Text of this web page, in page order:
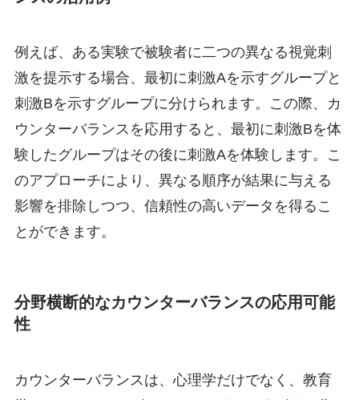
例えば、ある実験で被験者に二つの異なる視覚刺
激を提示する場合、最初に刺激Aを示すグループと
刺激Bを示すグループに分けられます。この際、カ
ウンターバランスを応用すると、最初に刺激Bを体
験したグループはその後に刺激Aを体験します。こ
のアプローチにより、異なる順序が結果に与える
影響を排除しつつ、信頼性の高いデータを得るこ
とができます。
分野横断的なカウンターバランスの応用可能
性
カウンターバランスは、心理学だけでなく、教育